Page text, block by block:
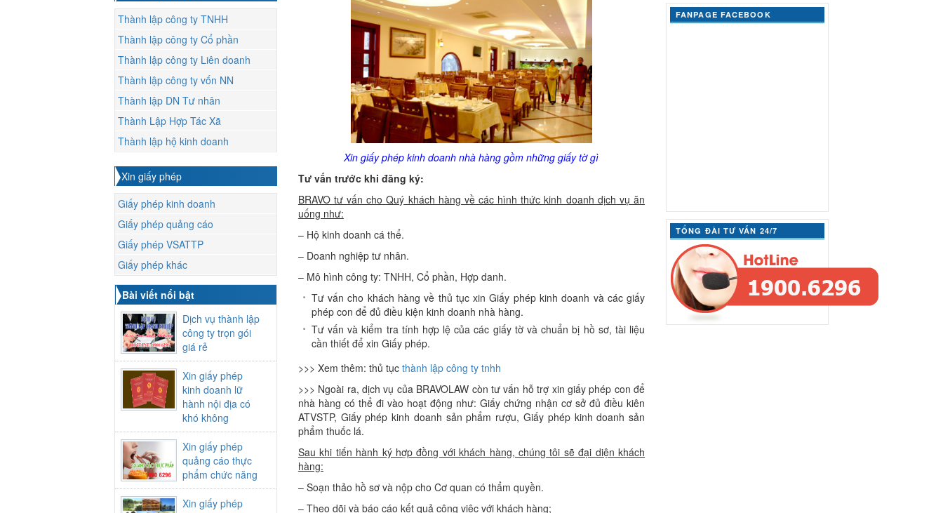
Thành lập công ty TNHH
Thành lập công ty Cổ phần
Thành lập công ty Liên doanh
Thành lập công ty vốn NN
Thành lập DN Tư nhân
Thành Lập Hợp Tác Xã
Thành lập hộ kinh doanh
Xin giấy phép
Giấy phép kinh doanh
Giấy phép quảng cáo
Giấy phép VSATTP
Giấy phép khác
Bài viết nổi bật
Dịch vụ thành lập
công ty trọn gói
giá rẻ
Xin giấy phép
kinh doanh lữ
hành nội địa có
khó không
Xin giấy phép
quảng cáo thực
phẩm chức năng
Xin giấy phép
Xin giấy phép kinh doanh nhà hàng gồm những giấy tờ gì
Tư vấn trước khi đăng ký:
BRAVO tư vấn cho Quý khách hàng về các hình thức kinh doanh dịch vụ ăn
uống như:
– Hộ kinh doanh cá thể.
– Doanh nghiệp tư nhân.
– Mô hình công ty: TNHH, Cổ phần, Hợp danh.
Tư vấn cho khách hàng về thủ tục xin Giấy phép kinh doanh và các giấy
phép con để đủ điều kiện kinh doanh nhà hàng.
Tư vấn và kiểm tra tính hợp lệ của các giấy tờ và chuẩn bị hồ sơ, tài liệu
cần thiết để xin Giấy phép.
>>> Xem thêm: thủ tục thành lập công ty tnhh
>>> Ngoài ra, dịch vụ của BRAVOLAW còn tư vấn hỗ trợ xin giấy phép con để
nhà hàng có thể đi vào hoạt động như: Giấy chứng nhận cơ sở đủ điều kiên
ATVSTP, Giấy phép kinh doanh sản phẩm rượu, Giấy phép kinh doanh sản
phẩm thuốc lá.
Sau khi tiến hành ký hợp đồng với khách hàng, chúng tôi sẽ đại diện khách
hàng:
– Soạn thảo hồ sơ và nộp cho Cơ quan có thẩm quyền.
– Theo dõi và báo cáo kết quả công việc với khách hàng;
FANPAGE FACEBOOK
TỔNG ĐÀI TƯ VẤN 24/7